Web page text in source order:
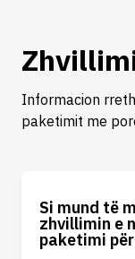
Informacion
paketimit me
Si mund të
zhvillimin e
paketimi